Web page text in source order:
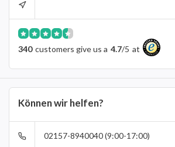
340 customers give us a 4.7/5 at
Können wir helfen?
02157-8940040 (9:00-17:00)